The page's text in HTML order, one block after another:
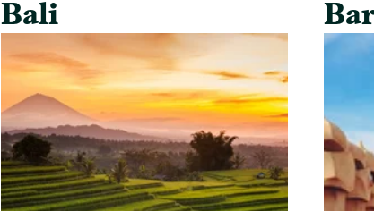
Bali